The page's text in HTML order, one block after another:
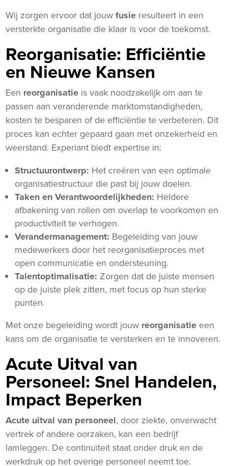
Wij zorgen ervoor dat jouwfusie resulteert in een
versterkte organisatie die klaar is voor de toekomst.
Reorganisatie: Efficiëntie
en Nieuwe Kansen
Een reorganisatie is vaak noodzakelijk om aan te
passen aan veranderende marktomstandigheden,
kosten te besparen of de efficiëntie te verbeteren. Dit
proces kan echter gepaard gaan met onzekerheid en
weerstand. Experiant biedt expertise in:
Structuurontwerp: Het creëren van een optimale
organisatiestructuur die past bij jouw doelen.
Taken en Verantwoordelijkheden: Heldere
afbakening van rollen om overlap te voorkomen en
productiviteit te verhogen.
Verandermanagement: Begeleiding van jouw
medewerkers door het reorganisatieproces met
open communicatie en ondersteuning.
Talentoptimalisatie: Zorgen dat de juiste mensen
op de juiste plek zitten, met focus op hun sterke
punten.
Met onze begeleiding wordt jouw reorganisatie een
kans om de organisatie te versterken en te innoveren.
Acute Uitval van
Personeel: Snel Handelen,
Impact Beperken
Acute uitval van personeel, door ziekte, onverwacht
vertrek of andere oorzaken, kan een bedrijf
lamleggen. De continuïteit staat onder druk en de
werkdruk op het overige personeel neemt toe.